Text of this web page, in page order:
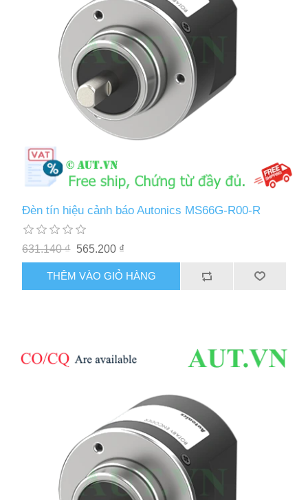
Đèn tín hiệu cảnh báo Autonics MS66G-R00-R
631.140 ₫ 565.200 ₫
THÊM VÀO GIỎ HÀNG